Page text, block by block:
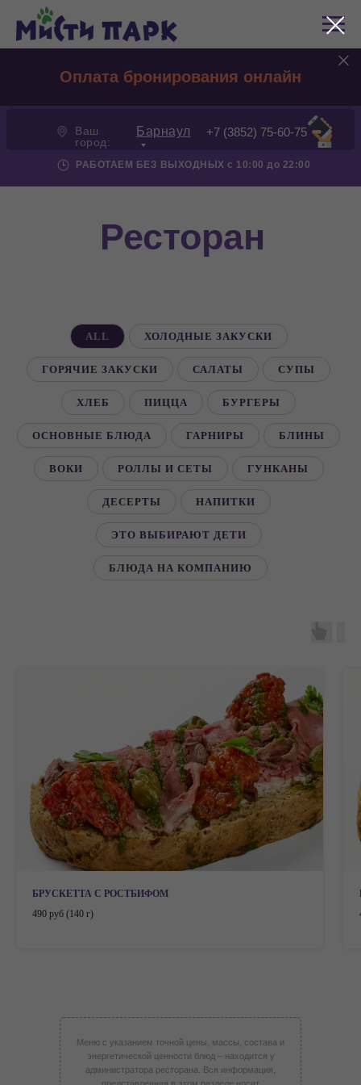
Оплата бронирования онлайн
РАБОТАЕМ БЕЗ ВЫХОДНЫХ с 10:00 до 22:00
Ваш
город:
Барнаул +7 (3852) 75-60-75
Ресторан
ALL ХОЛОДНЫЕ ЗАКУСКИ
ГОРЯЧИЕ ЗАКУСКИ САЛАТЫ СУПЫ
ХЛЕБ ПИЦЦА БУРГЕРЫ
ОСНОВНЫЕ БЛЮДА ГАРНИРЫ БЛИНЫ
ВОКИ РОЛЛЫ И СЕТЫ ГУНКАНЫ
ДЕСЕРТЫ НАПИТКИ
ЭТО ВЫБИРАЮТ ДЕТИ
БЛЮДА НА КОМПАНИЮ
БРУСКЕТТА С РОСТБИФОМ
490 руб (140 г)
Меню с указанием точной цены, массы, состава и
энергетической ценности блюд – находится у
администратора ресторана. Вся информация,